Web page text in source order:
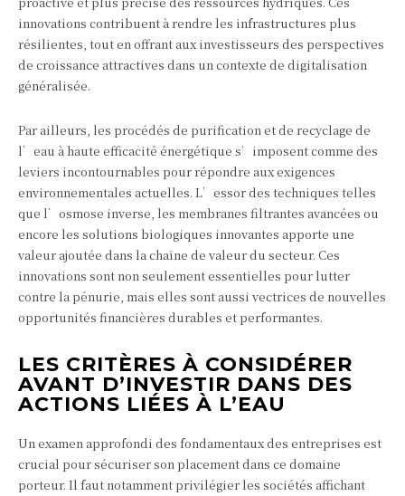
innovations contribuent à rendre les infrastructures plus
résilientes, tout en offrant aux investisseurs des perspectives
de croissance attractives dans un contexte de digitalisation
généralisée.
Par ailleurs, les procédés de purification et de recyclage de
l’eau à haute efficacité énergétique s’imposent comme des
leviers incontournables pour répondre aux exigences
environnementales actuelles. L’essor des techniques telles
que l’osmose inverse, les membranes filtrantes avancées ou
encore les solutions biologiques innovantes apporte une
valeur ajoutée dans la chaîne de valeur du secteur. Ces
innovations sont non seulement essentielles pour lutter
contre la pénurie, mais elles sont aussi vectrices de nouvelles
opportunités financières durables et performantes.
LES CRITÈRES À CONSIDÉRER
AVANT D’INVESTIR DANS DES
ACTIONS LIÉES À L’EAU
Un examen approfondi des fondamentaux des entreprises est
crucial pour sécuriser son placement dans ce domaine
porteur. Il faut notamment privilégier les sociétés affichant